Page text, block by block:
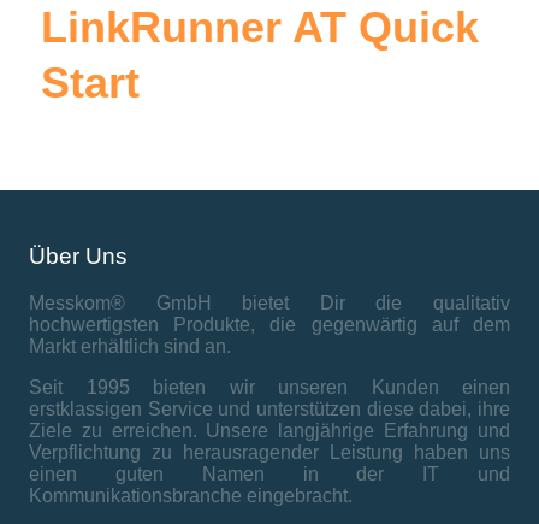
LinkRunner AT Quick
Start
Über Uns
Messkom® GmbH bietet Dir die qualitativ
hochwertigsten Produkte, die gegenwärtig auf dem
Markt erhältlich sind an.
Seit 1995 bieten wir unseren Kunden einen
erstklassigen Service und unterstützen diese dabei, ihre
Ziele zu erreichen. Unsere langjährige Erfahrung und
Verpflichtung zu herausragender Leistung haben uns
einen guten Namen in der IT und
Kommunikationsbranche eingebracht.